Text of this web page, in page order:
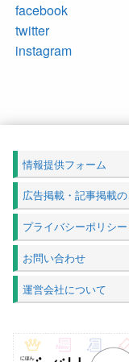
facebook
twitter
instagram
情報提供フォーム
広告掲載・記事掲載
プライバシーポリシー
お問い合わせ
運営会社について